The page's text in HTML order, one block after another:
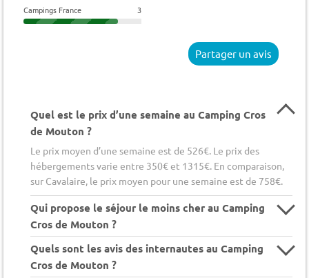
Campings France 3
Partager un avis
Quel est le prix d’une semaine au Camping Cros
de Mouton ?
Le prix moyen d’une semaine est de 526€. Le prix des
hébergements varie entre 350€ et 1315€. En comparaison,
sur Cavalaire, le prix moyen pour une semaine est de 758€.
Qui propose le séjour le moins cher au Camping
Cros de Mouton ?
Quels sont les avis des internautes au Camping
Cros de Mouton ?